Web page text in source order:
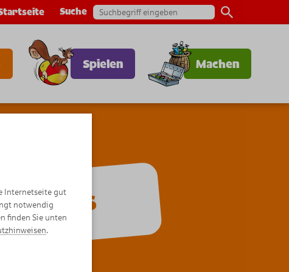
Suche
Spielen Machen
Internetseite gut
notwendig
finden Sie unten
.